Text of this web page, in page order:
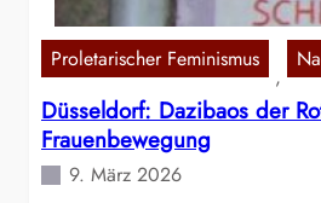
Proletarischer Feminismus
,
Düsseldorf: Dazibaos der
Frauenbewegung
9. März 2026